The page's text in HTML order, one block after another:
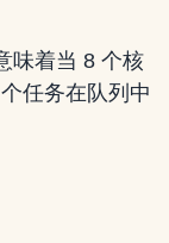
味着当 8 个核
任务在队列中